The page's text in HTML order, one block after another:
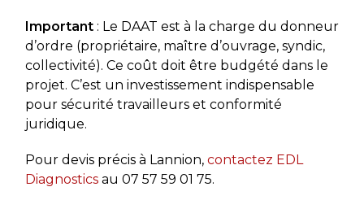
Important: Le DAAT est à la charge du donneur
d’ordre (propriétaire, maître d’ouvrage, syndic,
collectivité). Ce coût doit être budgété dans le
projet. C’est un investissement indispensable
pour sécurité travailleurs et conformité
juridique.
Pour devis précis à Lannion, contactez EDL
Diagnosticsau 07 57 59 01 75.